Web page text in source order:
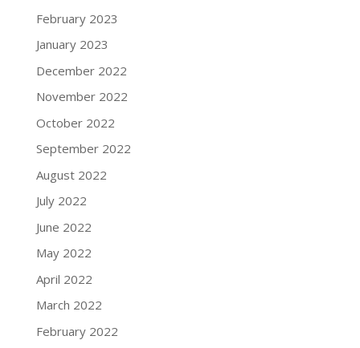
February 2023
January 2023
December 2022
November 2022
October 2022
September 2022
August 2022
July 2022
June 2022
May 2022
April 2022
March 2022
February 2022